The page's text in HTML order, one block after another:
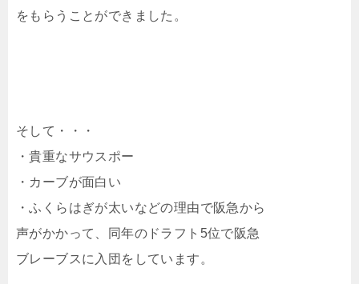
をもらうことができました。
そして・・・
・貴重なサウスポー
・カーブが面白い
・ふくらはぎが太いなどの理由で阪急から
声がかかって、同年のドラフト5位で阪急
ブレーブスに入団をしています。